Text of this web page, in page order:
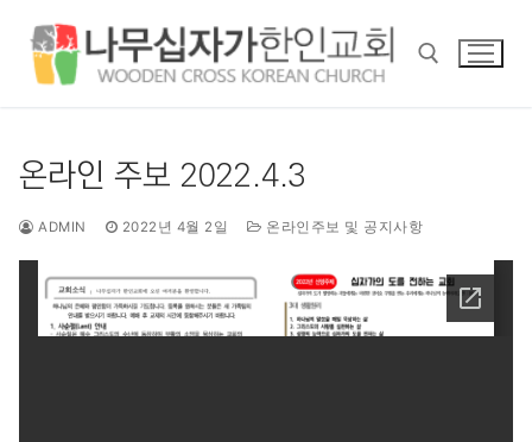
온라인 주보 2022.4.3
ADMIN 2022년 4월 2일 온라인주보 및 공지사항